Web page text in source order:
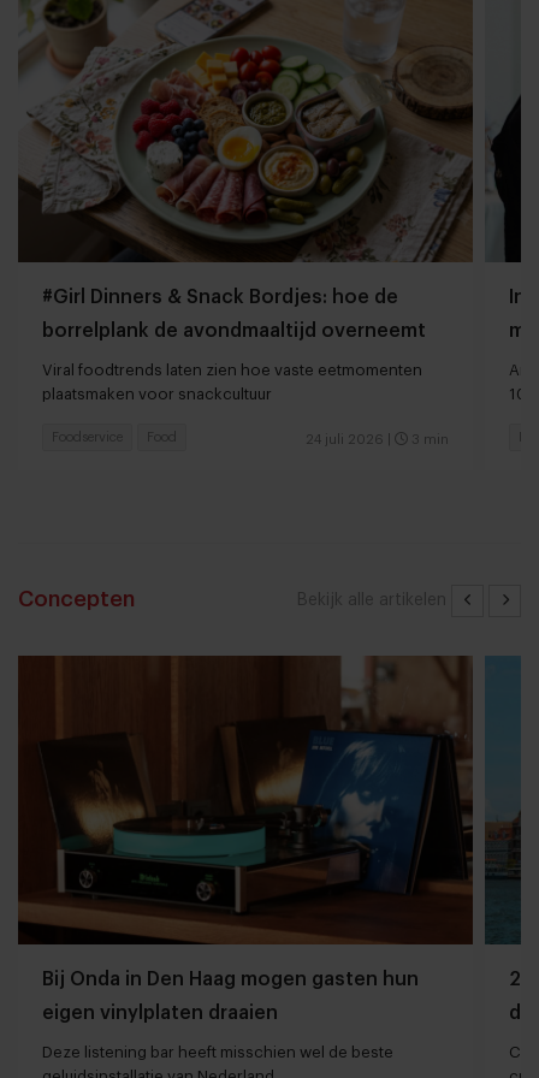
#Girl Dinners & Snack Bordjes: hoe de
borrelplank de avondmaaltijd overneemt
Viral foodtrends laten zien hoe vaste eetmomenten
plaatsmaken voor snackcultuur
24 juli 2026 3 min
Foodservice Food
10
Bekijk alle artikelen
Concepten
Bij Onda in Den Haag mogen gasten hun
eigen vinylplaten draaien
Deze listening bar heeft misschien wel de beste
20
de